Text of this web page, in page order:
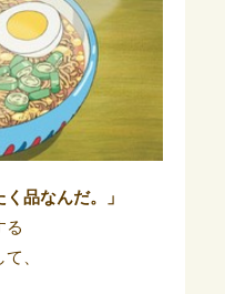
品なんだ。」
る
、